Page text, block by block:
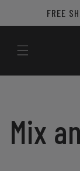
Skip to
content
FREE
Mix